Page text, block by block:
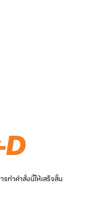
ทำคำสั่งนี้ให้เสร็จสิ้น